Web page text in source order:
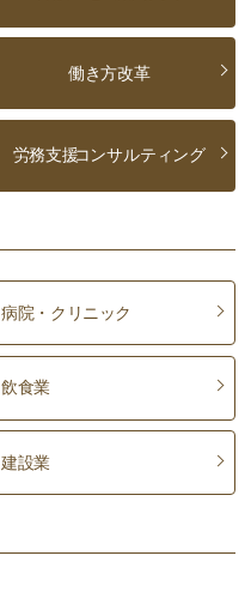
働き方改革
労務支援コンサルティング
病院・クリニック
飲食業
建設業